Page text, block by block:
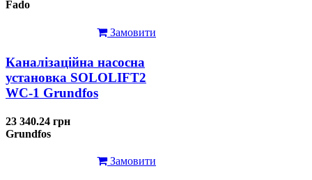
Fado
Замовити
Каналізаційна насосна
установка SOLOLIFT2
WC-1 Grundfos
23 340.24 грн
Grundfos
Замовити